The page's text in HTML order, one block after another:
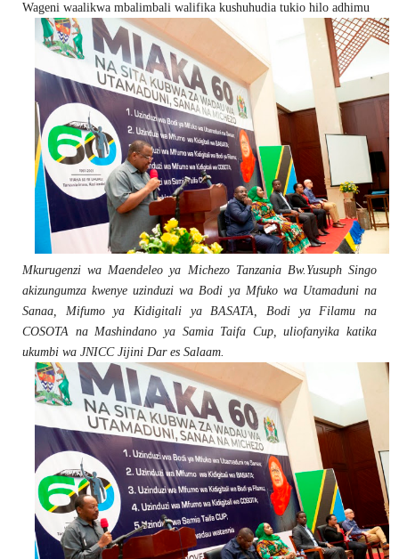
Wageni waalikwa mbalimbali walifika kushuhudia tukio hilo adhimu
Mkurugenzi wa Maendeleo ya Michezo Tanzania Bw.Yusuph Singo
akizungumza kwenye uzinduzi wa Bodi ya Mfuko wa Utamaduni na
Sanaa, Mifumo ya Kidigitali ya BASATA, Bodi ya Filamu na
COSOTA na Mashindano ya Samia Taifa Cup, uliofanyika katika
ukumbi wa JNICC Jijini Dar es Salaam.